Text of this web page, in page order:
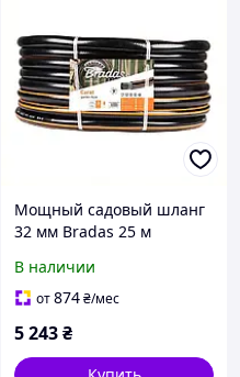
Мощный садовый шланг
32 мм Bradas 25 м
В наличии
от874₴/мес
5 243₴